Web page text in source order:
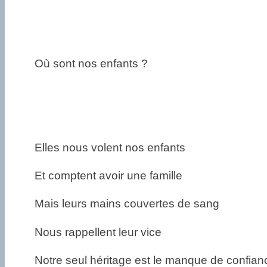
Où sont nos enfants ?
Elles nous volent nos enfants
Et comptent avoir une famille
Mais leurs mains couvertes de sang
Nous rappellent leur vice
Notre seul héritage est le manque de